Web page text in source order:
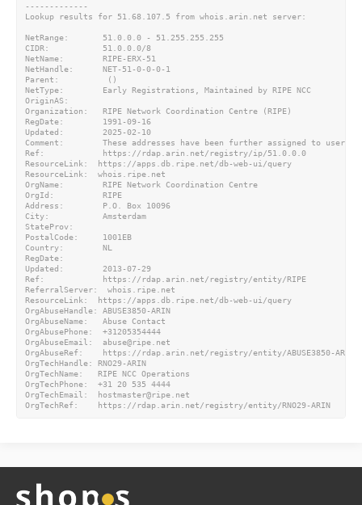
-------------
Lookup results for 51.68.107.5 from whois.arin.net server:
NetRange:       51.0.0.0 - 51.255.255.255
CIDR:           51.0.0.0/8
NetName:        RIPE-ERX-51
NetHandle:      NET-51-0-0-0-1
Parent:          ()
NetType:        Early Registrations, Maintained by RIPE NCC
OriginAS:
Organization:   RIPE Network Coordination Centre (RIPE)
RegDate:        1991-09-16
Updated:        2025-02-10
Comment:        These addresses have been further assigned to
Ref:            https://rdap.arin.net/registry/ip/51.0.0.0
ResourceLink:  https://apps.db.ripe.net/db-web-ui/query
ResourceLink:  whois.ripe.net
OrgName:        RIPE Network Coordination Centre
OrgId:          RIPE
Address:        P.O. Box 10096
City:           Amsterdam
StateProv:
PostalCode:     1001EB
Country:        NL
RegDate:
Updated:        2013-07-29
Ref:            https://rdap.arin.net/registry/entity/RIPE
ReferralServer:  whois.ripe.net
ResourceLink:  https://apps.db.ripe.net/db-web-ui/query
OrgAbuseHandle: ABUSE3850-ARIN
OrgAbuseName:   Abuse Contact
OrgAbusePhone:  +31205354444
OrgAbuseEmail:  abuse@ripe.net
OrgAbuseRef:    https://rdap.arin.net/registry/entity/ABUSE3850-ARIN
OrgTechHandle: RNO29-ARIN
OrgTechName:   RIPE NCC Operations
OrgTechPhone:  +31 20 535 4444
OrgTechEmail:  hostmaster@ripe.net
OrgTechRef:    https://rdap.arin.net/registry/entity/RNO29-ARIN